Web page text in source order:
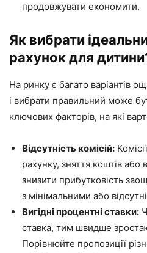
продовжувати економити.
Як вибрати
рахунок для
На ринку є багато варіантів
і вибрати правильний може
ключових факторів, на які
Відсутність комісій:
рахунку, зняття коштів
знизити прибутковість
з мінімальними або
Вигідні процентні ставки:
ставка, тим швидше
Порівнюйте пропозиції